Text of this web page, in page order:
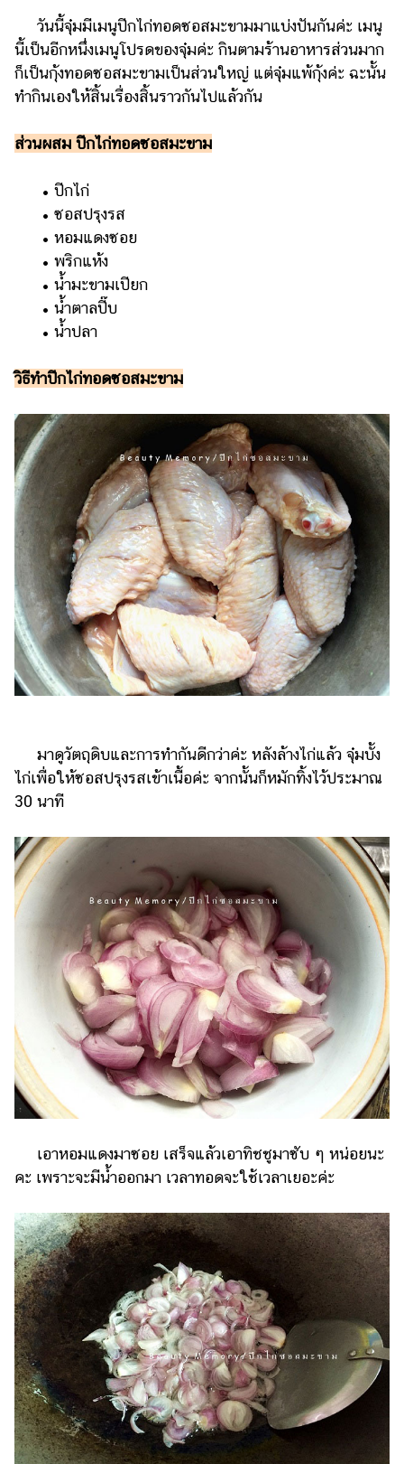
ถือ
ราคา
ทอง
ราคา
แต่งงาน
และ
เด็ก
สัตว์
เลี้ยง
Infographic
บริการ
แอปฯ
กระปุก
คอร์ส
ออนไลน์
เรียน
เลข
ออนไลน์
ติดต่อ
แจ้ง
ปัญหา
ร่วม
กับ
เรา
วันนี้จุ๋มมีเมนูปีกไก่ทอดซอสมะขามมาแบ่งปันกันค่ะ เมนู
นี้เป็นอีกหนึ่งเมนูโปรดของจุ๋มค่ะ กินตามร้านอาหารส่วนมาก
ก็เป็นกุ้งทอดซอสมะขามเป็นส่วนใหญ่ แต่จุ๋มแพ้กุ้งค่ะ ฉะนั้น
ทำกินเองให้สิ้นเรื่องสิ้นราวกันไปแล้วกัน
ส่วนผสม ปีกไก่ทอดซอสมะขาม
• ปีกไก่
• ซอสปรุงรส
• หอมแดงซอย
• พริกแห้ง
• น้ำมะขามเปียก
• น้ำตาลปี๊บ
• น้ำปลา
วิธีทำปีกไก่ทอดซอสมะขาม
มาดูวัตถุดิบและการทำกันดีกว่าค่ะ หลังล้างไก่แล้ว จุ๋มบั้ง
ไก่เพื่อให้ซอสปรุงรสเข้าเนื้อค่ะ จากนั้นก็หมักทิ้งไว้ประมาณ
30 นาที
เอาหอมแดงมาซอย เสร็จแล้วเอาทิชชูมาซับ ๆ หน่อยนะ
คะ เพราะจะมีน้ำออกมา เวลาทอดจะใช้เวลาเยอะค่ะ